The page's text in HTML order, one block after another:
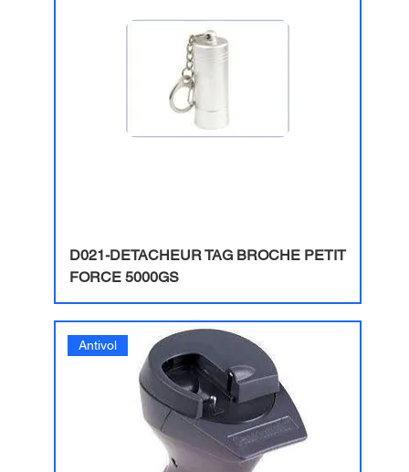
D021-DETACHEUR TAG BROCHE PETIT
FORCE 5000GS
Antivol